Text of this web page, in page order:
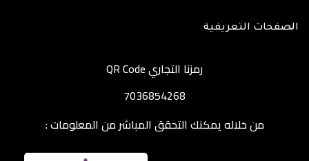
الصفحات التعريفية
رمزنا التجاري QR Code
7036854268
من خلاله يمكنك التحقق المباشر من المعلومات :